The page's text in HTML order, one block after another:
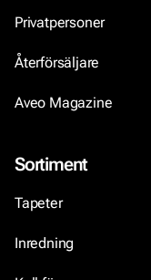
Privatpersoner
Återförsäljare
Aveo Magazine
Sortiment
Tapeter
Inredning